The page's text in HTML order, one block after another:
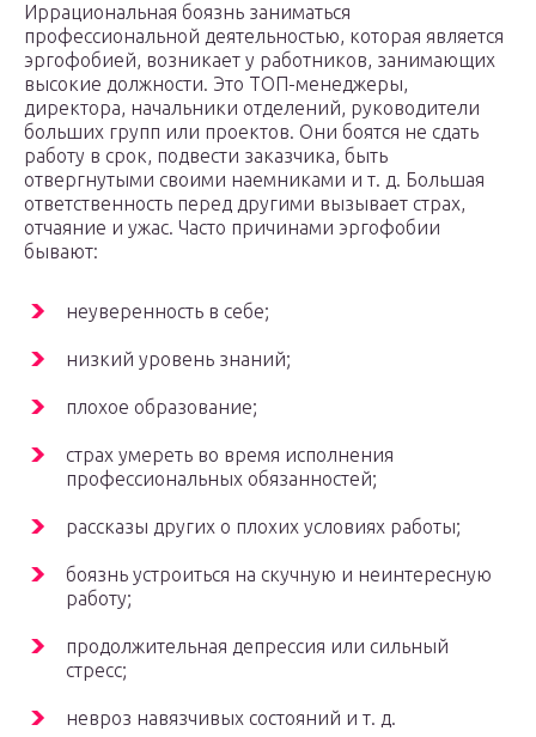
Иррациональная боязнь заниматься
профессиональной деятельностью, которая является
эргофобией, возникает у работников, занимающих
высокие должности. Это ТОП-менеджеры,
директора, начальники отделений, руководители
больших групп или проектов. Они боятся не сдать
работу в срок, подвести заказчика, быть
отвергнутыми своими наемниками и т. д. Большая
ответственность перед другими вызывает страх,
отчаяние и ужас. Часто причинами эргофобии
бывают:
неуверенность в себе;
низкий уровень знаний;
плохое образование;
страх умереть во время исполнения
профессиональных обязанностей;
рассказы других о плохих условиях работы;
боязнь устроиться на скучную и неинтересную
работу;
продолжительная депрессия или сильный
стресс;
невроз навязчивых состояний и т. д.